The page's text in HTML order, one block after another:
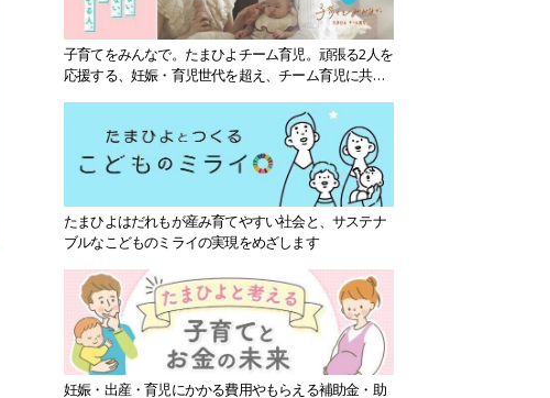
子育てをみんなで。たまひよチーム育児。頑張る2人を
応援する、妊娠・育児世代を超え、チーム育児に共感
たまひよはだれもが産み育てやすい社会と、サステナ
ブルなこどものミライの実現をめざします
妊娠・出産・育児にかかる費用やもらえる補助金・助